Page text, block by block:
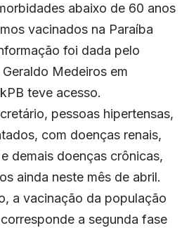
abaixo de 60 anos
vacinados na Paraíba
foi dada pelo
Medeiros em
teve acesso.
pessoas hipertensas,
com doenças renais,
demais doenças crônicas,
ainda neste mês de abril.
a vacinação da população
a segunda fase